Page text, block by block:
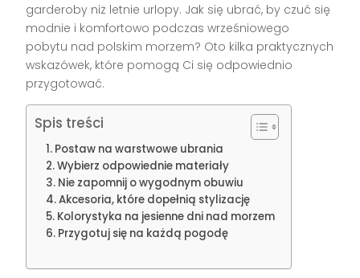
garderoby niż letnie urlopy. Jak się ubrać, by czuć się
modnie i komfortowo podczas wrześniowego
pobytu nad polskim morzem? Oto kilka praktycznych
wskazówek, które pomogą Ci się odpowiednio
przygotować.
Spis treści
Postaw na warstwowe ubrania
Wybierz odpowiednie materiały
Nie zapomnij o wygodnym obuwiu
Akcesoria, które dopełnią stylizację
Kolorystyka na jesienne dni nad morzem
Przygotuj się na każdą pogodę